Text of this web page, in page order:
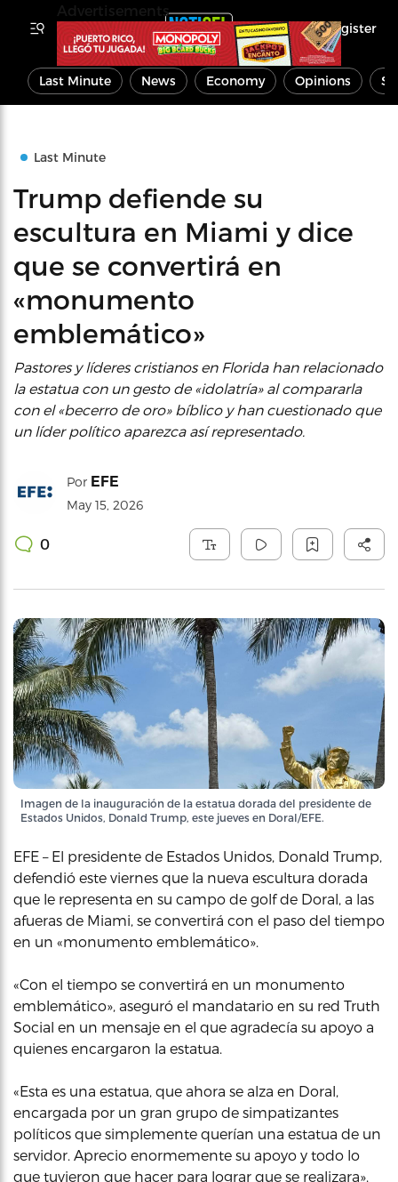
Register
Last Minute News Economy Opinions
Last Minute
Trump defiende su
escultura en Miami y dice
que se convertirá en
«monumento
emblemático»
Pastores y líderes cristianos en Florida han relacionado
la estatua con un gesto de «idolatría» al compararla
con el «becerro de oro» bíblico y han cuestionado que
un líder político aparezca así representado.
Por EFE
May 15, 2026
0
Imagen de la inauguración de la estatua dorada del presidente de
Estados Unidos, Donald Trump, este jueves en Doral/EFE.
EFE – El presidente de Estados Unidos, Donald Trump,
defendió este viernes que la nueva escultura dorada
que le representa en su campo de golf de Doral, a las
afueras de Miami, se convertirá con el paso del tiempo
en un «monumento emblemático».
«Con el tiempo se convertirá en un monumento
emblemático», aseguró el mandatario en su red Truth
Social en un mensaje en el que agradecía su apoyo a
quienes encargaron la estatua.
«Esta es una estatua, que ahora se alza en Doral,
encargada por un gran grupo de simpatizantes
políticos que simplemente querían una estatua de un
servidor. Aprecio enormemente su apoyo y todo lo
que tuvieron que hacer para lograr que se realizara»,
Advertisements